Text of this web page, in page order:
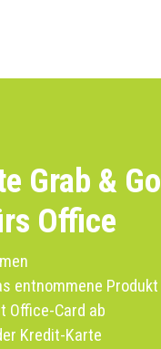
Grab & Go
Office
entnommene Produkt
Office-Card ab
Kredit-Karte